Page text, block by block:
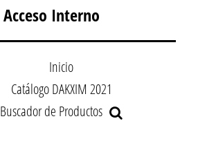
Acceso Interno
Inicio
Catálogo DAKXIM 2021
Buscador de Productos